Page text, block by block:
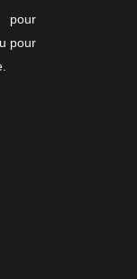
pour
pour